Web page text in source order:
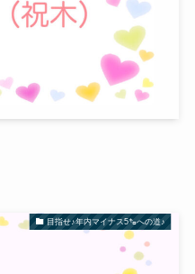
目指せ♪年内マイナス5㌔への道♪